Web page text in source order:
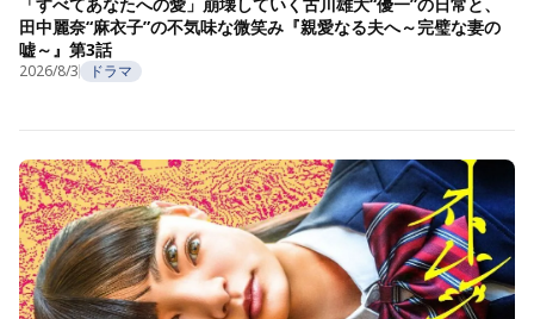
田中麗奈“麻衣子”の不気味な微笑み『親愛なる夫へ～完璧な妻の
嘘～』第3話
2026/8/3 ドラマ